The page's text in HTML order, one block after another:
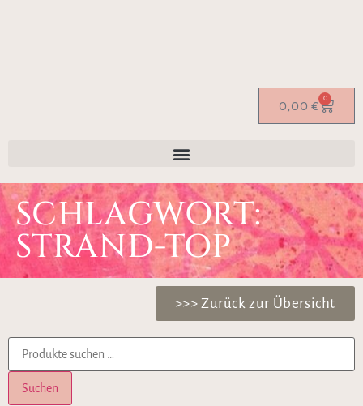
0,00 € 0
SCHLAGWORT:
STRAND-TOP
>>> Zurück zur Übersicht
Suchen